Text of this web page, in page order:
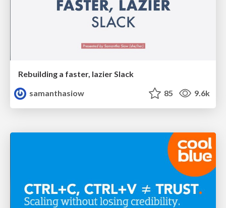
Rebuilding a faster, lazier Slack
samanthasiow
85 9.6k